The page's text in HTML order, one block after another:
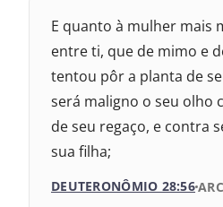
Nova Versão
2017 – Nova
2009 – Almeida
E quanto à mulher mais
entre ti, que de mimo e
tentou pôr a planta de
será maligno o seu olho
de seu regaço, e contra
sua filha;
DEUTERONÔMIO 28:56 VERSÃO DA BÍBLIA